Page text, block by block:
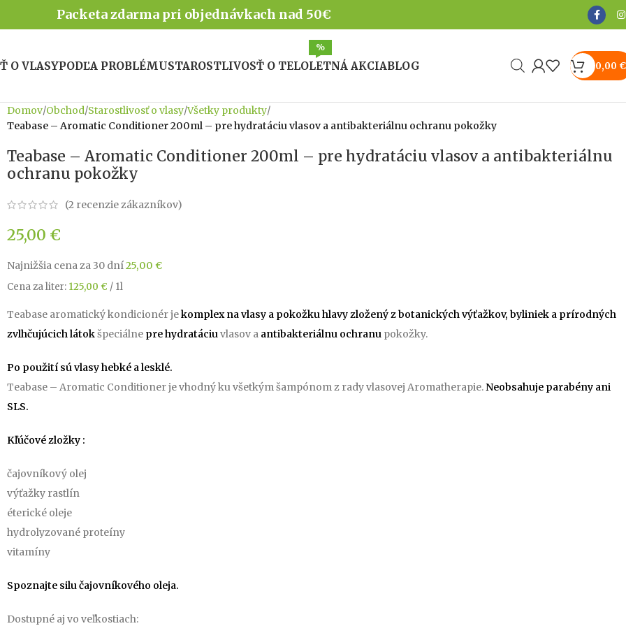
Packeta zdarma pri objednávkach nad 50€
O VLASYPODĽA PROBLÉMUSTAROSTLIVOSŤ O TELOLETNÁ AKCIA
%
BLOG 0,00 €
Domov/Obchod/Starostlivosť o vlasy/Všetky produkty/
Teabase – Aromatic Conditioner 200ml – pre hydratáciu vlasov a antibakteriálnu ochranu pokožky
Teabase – Aromatic Conditioner 200ml – pre hydratáciu vlasov a antibakteriálnu
ochranu pokožky
(2 recenzie zákazníkov)
25,00 €
Najnižšia cena za 30 dní25,00 €
Cena za liter: 125,00 € / 1l
Teabase aromatický kondicionér jekomplex na vlasy a pokožku hlavy zložený z botanických výťažkov, byliniek a prírodných
zvlhčujúcich látokšpeciálne pre hydratáciuvlasov a antibakteriálnu ochranu pokožky.
Po použití sú vlasy hebké a lesklé.
Teabase – Aromatic Conditioner je vhodný ku všetkým šampónom z rady vlasovej Aromatherapie.Neobsahuje parabény ani
SLS.
Kľúčové zložky :
čajovníkový olej
výťažky rastlín
éterické oleje
hydrolyzované proteíny
vitamíny
Spoznajte silu čajovníkového oleja.
Dostupné aj vo veľkostiach: